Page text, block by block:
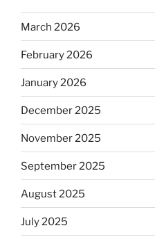
March 2026
February 2026
January 2026
December 2025
November 2025
September 2025
August 2025
July 2025